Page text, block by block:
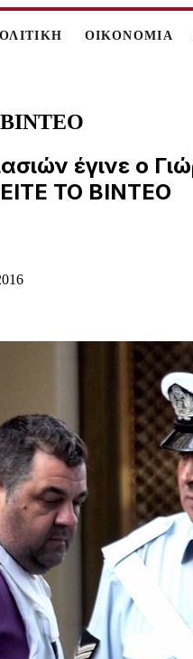
ΟΙΚΟΝΟΜΙΑ
ΒΙΝΤΕΟ
έγινε ο
ΤΟ ΒΙΝΤΕΟ